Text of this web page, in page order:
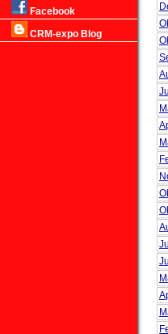
Facebook
CRM-expo Blog